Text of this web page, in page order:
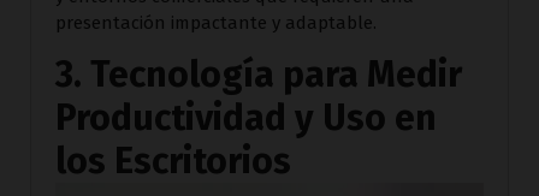
presentación impactante y adaptable.
3. Tecnología para Medir
Productividad y Uso en
los Escritorios